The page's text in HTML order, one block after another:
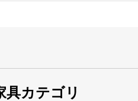
具カテゴリ